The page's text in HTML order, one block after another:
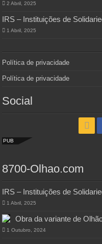
2 Abril, 2025
IRS – Instituições de
1 Abril, 2025
Política de privacidade
Política de privacidade
Social
PUB
8700-Olhao.com
IRS – Instituições de
1 Abril, 2025
Obra da variante de
1 Outubro, 2024